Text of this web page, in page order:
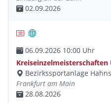
02.09.2026
06.09.2026 10:00 Uhr
Kreiseinzelmeisterschaften
Bezirkssportanlage
Frankfurt am Main
28.08.2026